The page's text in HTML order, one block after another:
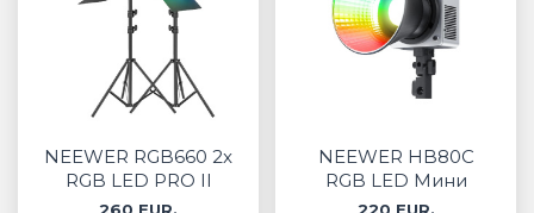
NEEWER RGB660 2x
RGB LED PRO II
комплет
NEEWER HB80C
RGB LED Мини
Видео Светло